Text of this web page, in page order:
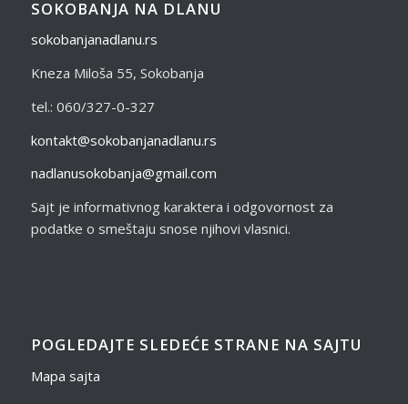
SOKOBANJA NA DLANU
sokobanjanadlanu.rs
Kneza Miloša 55, Sokobanja
tel.: 060/327-0-327
kontakt@sokobanjanadlanu.rs
nadlanusokobanja@gmail.com
Sajt je informativnog karaktera i odgovornost za
podatke o smeštaju snose njihovi vlasnici.
POGLEDAJTE SLEDEĆE STRANE NA SAJTU
Mapa sajta